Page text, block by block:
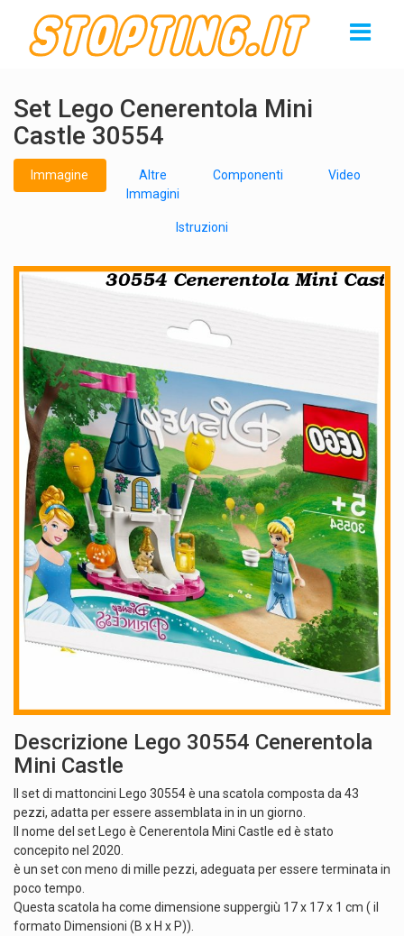
Set Lego Cenerentola Mini
Castle 30554
Immagine
Altre
Immagini
Componenti Video
Istruzioni
Descrizione Lego 30554 Cenerentola
Mini Castle
Il set di mattoncini Lego 30554 è una scatola composta da 43
pezzi, adatta per essere assemblata in in un giorno.
Il nome del set Lego è Cenerentola Mini Castle ed è stato
concepito nel 2020.
è un set con meno di mille pezzi, adeguata per essere terminata in
poco tempo.
Questa scatola ha come dimensione suppergiù 17 x 17 x 1 cm ( il
formato Dimensioni (B x H x P)).